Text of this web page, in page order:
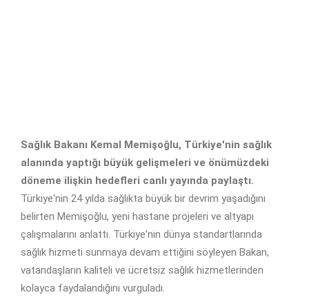
Sağlık Bakanı Kemal Memişoğlu, Türkiye'nin sağlık
alanında yaptığı büyük gelişmeleri ve önümüzdeki
döneme ilişkin hedefleri canlı yayında paylaştı.
Türkiye'nin 24 yılda sağlıkta büyük bir devrim yaşadığını
belirten Memişoğlu, yeni hastane projeleri ve altyapı
çalışmalarını anlattı. Türkiye'nin dünya standartlarında
sağlık hizmeti sunmaya devam ettiğini söyleyen Bakan,
vatandaşların kaliteli ve ücretsiz sağlık hizmetlerinden
kolayca faydalandığını vurguladı.